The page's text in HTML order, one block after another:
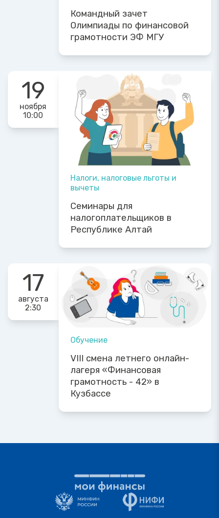
Командный зачет
Олимпиады по финансовой
грамотности ЭФ МГУ
19
ноября
10:00
Налоги, налоговые льготы и
вычеты
Семинары для
налогоплательщиков в
Республике Алтай
17
августа
2:30
Обучение
VIII смена летнего онлайн-
лагеря «Финансовая
грамотность - 42» в
Кузбассе